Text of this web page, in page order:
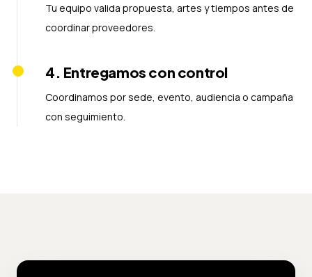
Tu equipo valida propuesta, artes y tiempos antes de
coordinar proveedores.
4. Entregamos con control
Coordinamos por sede, evento, audiencia o campaña
con seguimiento.